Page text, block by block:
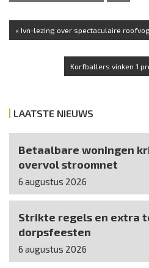
« Ivn-lezing over spectaculaire
Korfballers vinken 1
LAATSTE NIEUWS
Betaalbare woningen
overvol stroomnet
6 augustus 2026
Strikte regels en extra
dorpsfeesten
6 augustus 2026